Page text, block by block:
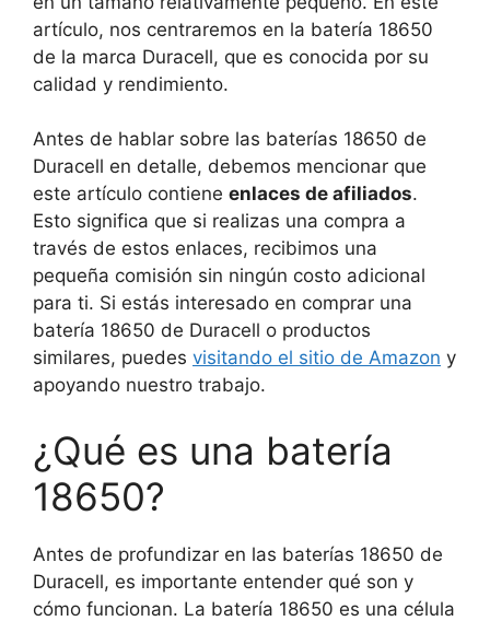
artículo, nos centraremos en la batería 18650
de la marca Duracell, que es conocida por su
calidad y rendimiento.
Antes de hablar sobre las baterías 18650 de
Duracell en detalle, debemos mencionar que
este artículo contiene enlaces de afiliados.
Esto significa que si realizas una compra a
través de estos enlaces, recibimos una
pequeña comisión sin ningún costo adicional
para ti. Si estás interesado en comprar una
batería 18650 de Duracell o productos
similares, puedes visitando el sitio de Amazon y
apoyando nuestro trabajo.
¿Qué es una batería
18650?
Antes de profundizar en las baterías 18650 de
Duracell, es importante entender qué son y
cómo funcionan. La batería 18650 es una célula